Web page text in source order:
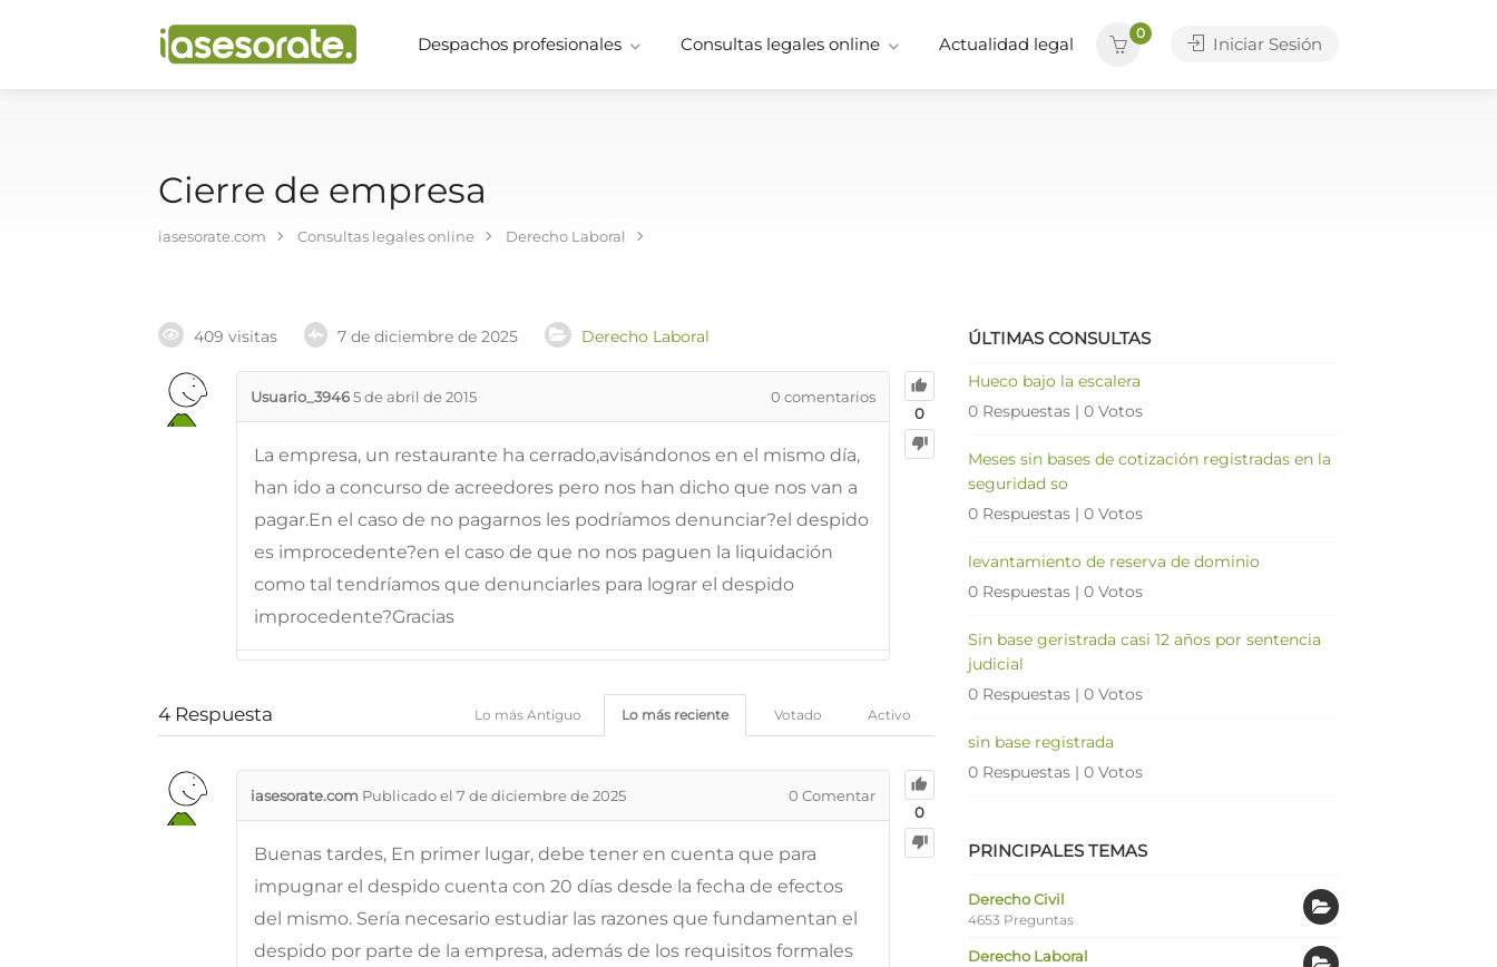
Despachos profesionales Consultas legales online Actualidad legal
0
Iniciar Sesión
Cierre de empresa
iasesorate.com Consultas legales online Derecho Laboral
409 visitas 7 de diciembre de 2025 Derecho Laboral
0
Usuario_39465 de abril de 2015 0 comentarios
La empresa, un restaurante ha cerrado,avisándonos en el mismo día,
han ido a concurso de acreedores pero nos han dicho que nos van a
pagar.En el caso de no pagarnos les podríamos denunciar?el despido
es improcedente?en el caso de que no nos paguen la liquidación
como tal tendríamos que denunciarles para lograr el despido
improcedente?Gracias
4 Respuesta Activo
Votado
Lo más reciente
Lo más Antiguo
0
iasesorate.com Publicado el 7 de diciembre de 2025 0 Comentar
Buenas tardes, En primer lugar, debe tener en cuenta que para
impugnar el despido cuenta con 20 días desde la fecha de efectos
del mismo. Sería necesario estudiar las razones que fundamentan el
despido por parte de la empresa, además de los requisitos formales
ÚLTIMAS CONSULTAS
Hueco bajo la escalera
0 Respuestas | 0 Votos
Meses sin bases de cotización registradas en la
seguridad so
0 Respuestas | 0 Votos
levantamiento de reserva de dominio
0 Respuestas | 0 Votos
Sin base geristrada casi 12 años por sentencia
judicial
0 Respuestas | 0 Votos
sin base registrada
0 Respuestas | 0 Votos
PRINCIPALES TEMAS
Derecho Civil
4653 Preguntas
Derecho Laboral